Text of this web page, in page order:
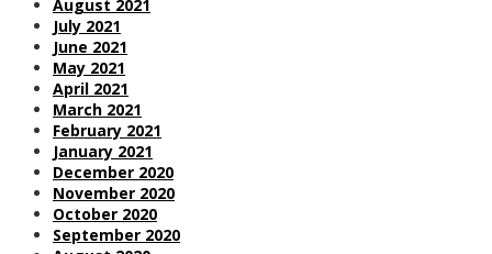
August 2021
July 2021
June 2021
May 2021
April 2021
March 2021
February 2021
January 2021
December 2020
November 2020
October 2020
September 2020